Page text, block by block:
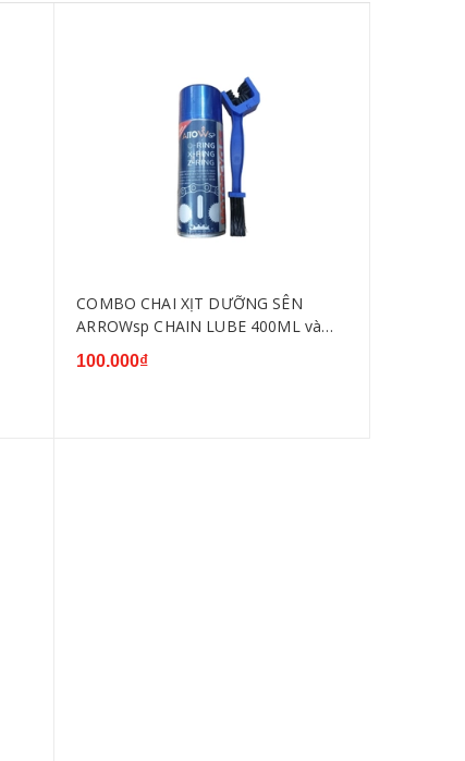
COMBO CHAI XỊT DƯỠNG SÊN
ARROWsp CHAIN LUBE 400ML và
CÂY CHÀ SÊN 3D
100.000₫